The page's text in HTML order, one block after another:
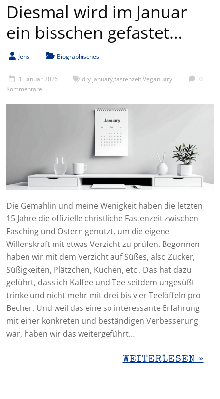
Diesmal wird im Januar
ein bisschen gefastet…
Jens Biographisches
1. Januar 2026 dry january,fastenzeit,Veganuary
0
Kommentare
Die Gemahlin und meine Wenigkeit haben die letzten
15 Jahre die offizielle christliche Fastenzeit zwischen
Fasching und Ostern genutzt, um die eigene
Willenskraft mit etwas Verzicht zu prüfen. Begonnen
haben wir mit dem Verzicht auf Süßes, also Zucker,
Süßigkeiten, Plätzchen, Kuchen, etc.. Das hat dazu
geführt, dass ich Kaffee und Tee seitdem ungesüßt
trinke und nicht mehr mit drei bis vier Teelöffeln pro
Becher. Und weil das eine so interessante Erfahrung
mit einer konkreten und beständigen Verbesserung
war, haben wir das weitergeführt…
WEITERLESEN »